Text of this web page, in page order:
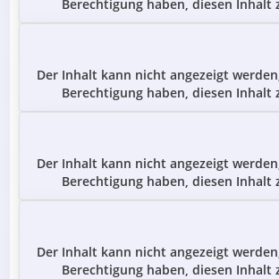
Berechtigung haben, diesen Inhalt
Der Inhalt kann nicht angezeigt
Berechtigung haben, diesen Inhalt
Der Inhalt kann nicht angezeigt
Berechtigung haben, diesen Inhalt
Der Inhalt kann nicht angezeigt
Berechtigung haben, diesen Inhalt